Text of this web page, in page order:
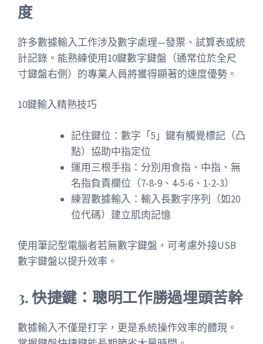
度
許多數據輸入工作涉及數字處理—發票、試算表或統
計記錄。能熟練使用10鍵數字鍵盤（通常位於全尺
寸鍵盤右側）的專業人員將獲得顯著的速度優勢。
10鍵輸入精熟技巧
記住鍵位：數字「5」鍵有觸覺標記（凸
點）協助中指定位
運用三根手指：分別用食指、中指、無
名指負責欄位（7-8-9、4-5-6、1-2-3）
練習數據輸入：輸入長數字序列（如20
位代碼）建立肌肉記憶
使用筆記型電腦者若無數字鍵盤，可考慮外接USB
數字鍵盤以提升效率。
3. 快捷鍵：聰明工作勝過埋頭苦幹
數據輸入不僅是打字，更是系統操作效率的體現。